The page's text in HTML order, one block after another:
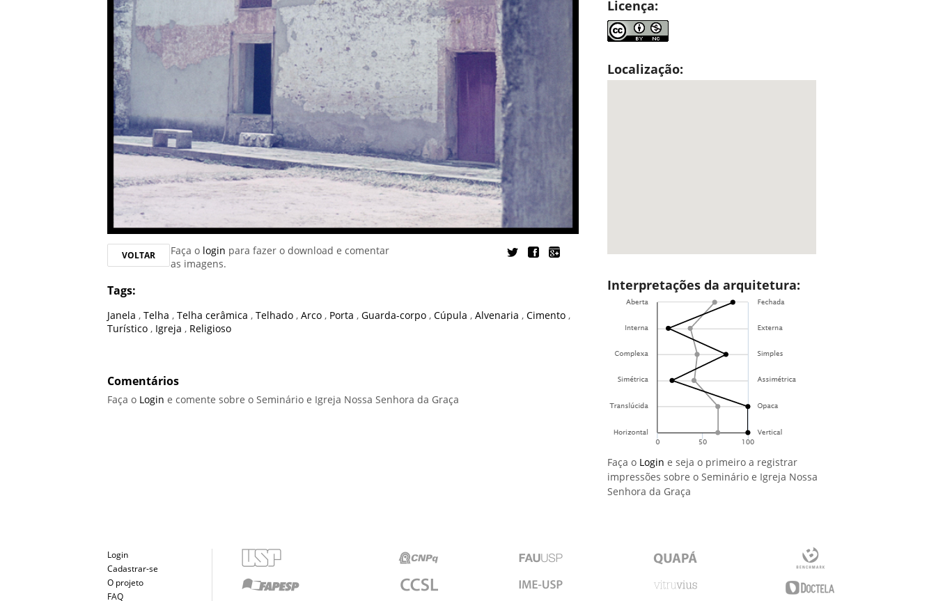
VOLTAR Faça o login para fazer o download e comentar
as imagens.
Tags:
Janela,Telha,Telha cerâmica,Telhado,Arco, Porta,Guarda-corpo,Cúpula,Alvenaria,Cimento,
Turístico, Igreja, Religioso
Comentários
Faça o Login e comente sobre o Seminário e Igreja Nossa Senhora da Graça
Licença:
Localização:
Interpretações da arquitetura:
Faça o Login e seja o primeiro a registrar
impressões sobre o Seminário e Igreja Nossa
Senhora da Graça
Login
Cadastrar-se
O projeto
FAQ